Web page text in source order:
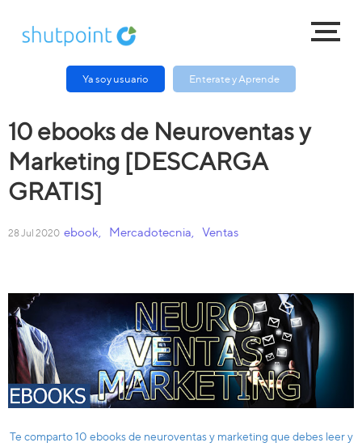
Ya soy usuario Enterate y Aprende
10 ebooks de Neuroventas y
Marketing [DESCARGA
GRATIS]
28 Jul 2020 ebook Mercadotecnia Ventas
Te comparto 10 ebooks de neuroventas y marketing que debes leer y